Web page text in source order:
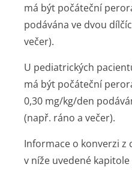
má být počáteční
podávána ve dvou
večer).
U pediatrických
má být počáteční
0,30 mg/kg/den
(např. ráno a večer).
Informace o konverzi z
v níže uvedené